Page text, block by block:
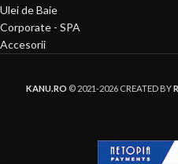
Ulei de Baie
Corporate - SPA
Accesorii
KANU.RO © 2021-2026 CREATED BY